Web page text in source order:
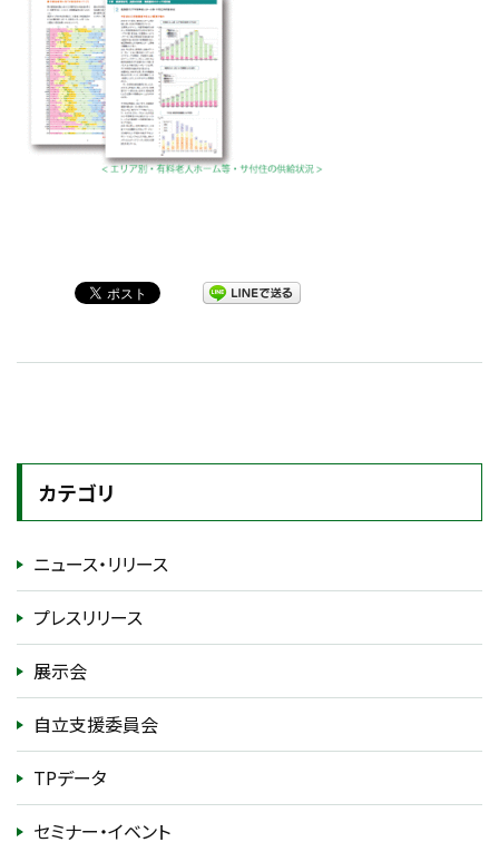
カテゴリ
ニュース・リリース
プレスリリース
展示会
自立支援委員会
TPデータ
セミナー・イベント